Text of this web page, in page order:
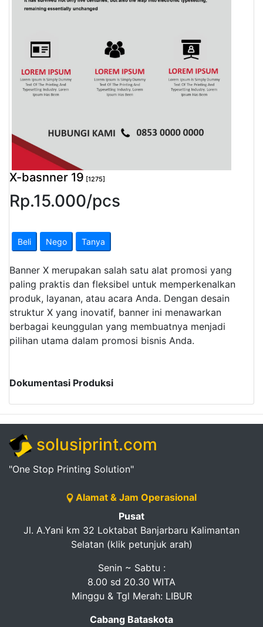
X-basnner 19 [1275]
Rp.15.000/pcs
Beli Nego Tanya
Banner X merupakan salah satu alat promosi yang
paling praktis dan fleksibel untuk memperkenalkan
produk, layanan, atau acara Anda. Dengan desain
struktur X yang inovatif, banner ini menawarkan
berbagai keunggulan yang membuatnya menjadi
pilihan utama dalam promosi bisnis Anda.
Dokumentasi Produksi
solusiprint.com
"One Stop Printing Solution"
Alamat & Jam Operasional
Pusat
Jl. A.Yani km 32 Loktabat Banjarbaru Kalimantan
Selatan (klik petunjuk arah)
Senin ~ Sabtu :
8.00 sd 20.30 WITA
Minggu & Tgl Merah: LIBUR
Cabang Bataskota